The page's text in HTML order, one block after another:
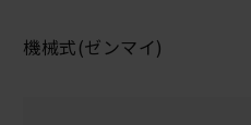
機械式(ゼンマイ)